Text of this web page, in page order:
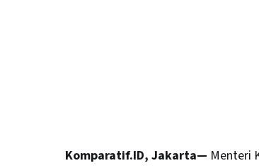
Komparatif.ID, Jakarta— Menteri